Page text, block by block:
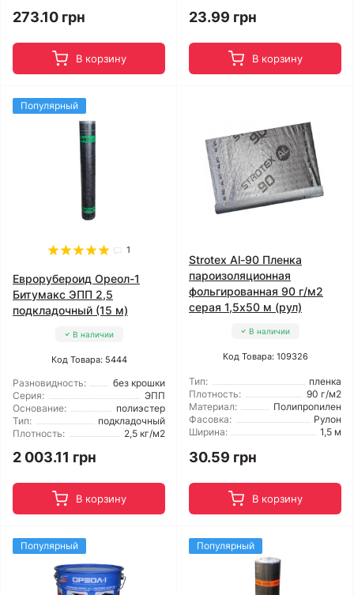
273.10 грн
В корзину
23.99 грн
В корзину
Популярный
1
Еврорубероид Ореол-1
Битумакс ЭПП 2,5
подкладочный (15 м)
В наличии
Код Товара: 5444
Разновидность:
без крошки
Серия:
ЭПП
Основание:
полиэстер
Тип:
подкладочный
Плотность:
2,5 кг/м2
2 003.11 грн
В корзину
Strotex Al-90 Пленка
пароизоляционная
фольгированная 90 г/м2
серая 1,5x50 м (рул)
В наличии
Код Товара: 109326
Тип:
пленка
Плотность:
90 г/м2
Материал:
Полипропилен
Фасовка:
Рулон
Ширина:
1,5 м
30.59 грн
В корзину
Популярный Популярный